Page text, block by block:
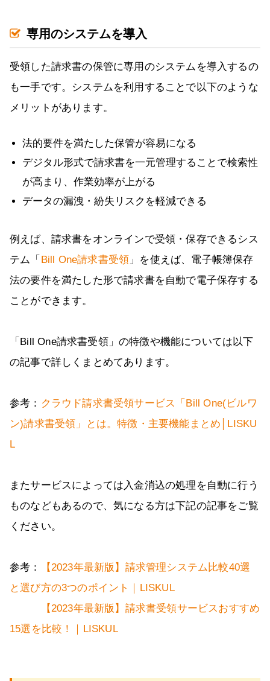
専用のシステムを導入
受領した請求書の保管に専用のシステムを導入するの
も一手です。システムを利用することで以下のような
メリットがあります。
法的要件を満たした保管が容易になる
デジタル形式で請求書を一元管理することで検索性
が高まり、作業効率が上がる
データの漏洩・紛失リスクを軽減できる
例えば、請求書をオンラインで受領・保存できるシス
テム「 Bill One請求書受領 」を使えば、電子帳簿保存
法の要件を満たした形で請求書を自動で電子保存する
ことができます。
「Bill One請求書受領」の特徴や機能については以下
の記事で詳しくまとめてあります。
参考： クラウド請求書受領サービス「Bill One(ビルワ
ン)請求書受領」とは。特徴・主要機能まとめ│LISKU
L
またサービスによっては入金消込の処理を自動に行う
ものなどもあるので、気になる方は下記の記事をご覧
ください。
参考：
【2023年最新版】請求管理システム比較40選
と選び方の3つのポイント｜LISKUL
【2023年最新版】請求書受領サービスおすすめ
15選を比較！｜LISKUL